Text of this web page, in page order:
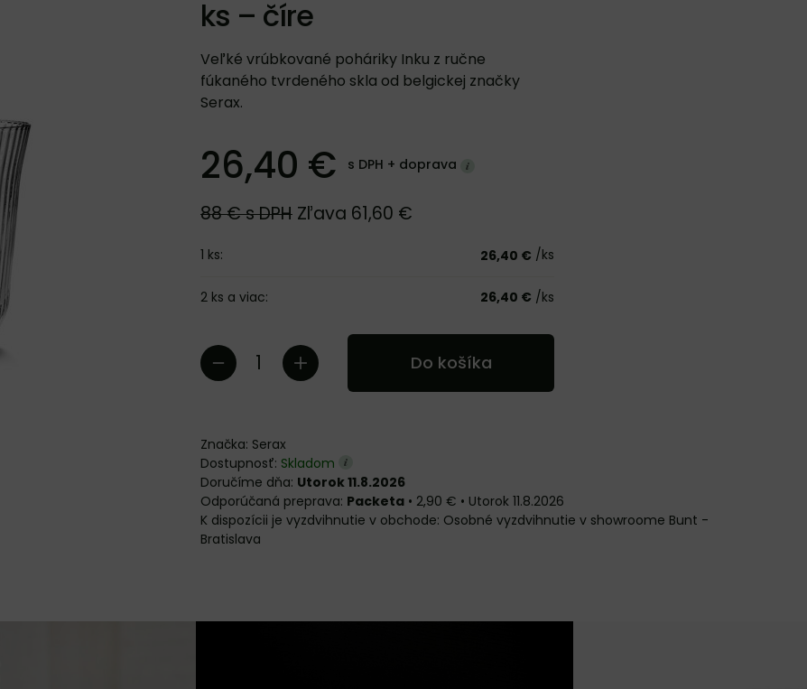
ks – číre
Veľké vrúbkované poháriky Inku z ručne
fúkaného tvrdeného skla od belgickej značky
Serax.
26,40 € s DPH + doprava
88 €s DPH Zľava 61,60 €
1 ks: 26,40 € /ks
2 ks a viac: 26,40 € /ks
Do košíka
Značka: Serax
Dostupnosť: Skladom
Doručíme dňa: Utorok 11.8.2026
Packeta • 2,90 € • Utorok 11.8.2026
Osobné vyzdvihnutie v showroome Bunt -
Bratislava